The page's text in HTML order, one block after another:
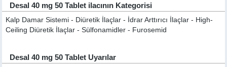
Desal 40 mg 50 Tablet ilacının Kategorisi
Kalp Damar Sistemi - Diüretik İlaçlar - İdrar Arttırıcı İlaçlar - High-
Ceiling Diüretik İlaçlar - Sülfonamidler - Furosemid
Desal 40 mg 50 Tablet Uyarılar